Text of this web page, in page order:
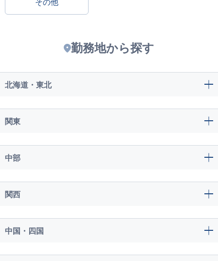
その他
勤務地から探す
北海道・東北
関東
中部
関西
中国・四国